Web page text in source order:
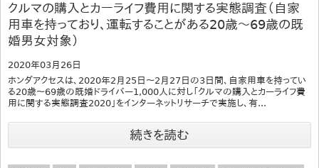
クルマの購入とカーライフ費用に関する実態調査（自家
用車を持っており、運転することがある20歳～69歳の既
婚男女対象）
2020年03月26日
ホンダアクセスは、2020年2月25日～2月27日の3日間、自家用車を持ってい
る20歳～69歳の既婚ドライバー1,000人に対し「クルマの購入とカーライフ費
用に関する実態調査2020」をインターネットリサーチで実施し、有...
続きを読む